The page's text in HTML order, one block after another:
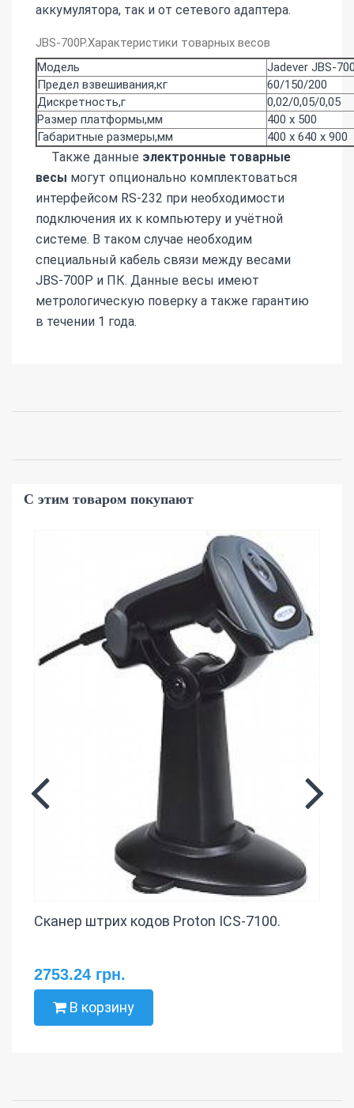
аккумулятора, так и от сетевого адаптера.
JBS-700Р.Характеристики товарных весов
Модель
Jadever JBS-
Предел взвешивания,кг
60/150/200
Дискретность,г
0,02/0,05/0,05
Размер платформы,мм
400 х 500
Габаритные размеры,мм
400 х 640 х 900
Также данные электронные товарные
весы могут опционально комплектоваться
интерфейсом RS-232 при необходимости
подключения их к компьютеру и учётной
системе. В таком случае необходим
специальный кабель связи между весами
JBS-700Р и ПК. Данные весы имеют
метрологическую поверку а также гарантию
в течении 1 года.
С этим товаром покупают
Сканер штрих кодов Proton ICS-7100.
2753.24 грн.
В корзину